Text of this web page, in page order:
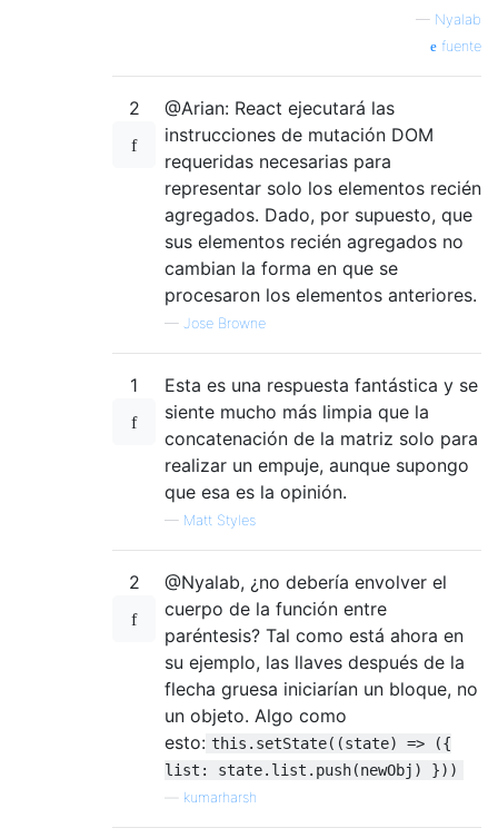
— Nyalab
fuente
2
@Arian: React ejecutará las
instrucciones de mutación DOM
requeridas necesarias para
representar solo los elementos recién
agregados. Dado, por supuesto, que
sus elementos recién agregados no
cambian la forma en que se
procesaron los elementos anteriores.
— Jose Browne
1
Esta es una respuesta fantástica y se
siente mucho más limpia que la
concatenación de la matriz solo para
realizar un empuje, aunque supongo
que esa es la opinión.
— Matt Styles
2
@Nyalab, ¿no debería envolver el
cuerpo de la función entre
paréntesis? Tal como está ahora en
su ejemplo, las llaves después de la
flecha gruesa iniciarían un bloque, no
un objeto. Algo como
esto: this.setState((state) => ({
list: state.list.push(newObj) }))
kumarharsh